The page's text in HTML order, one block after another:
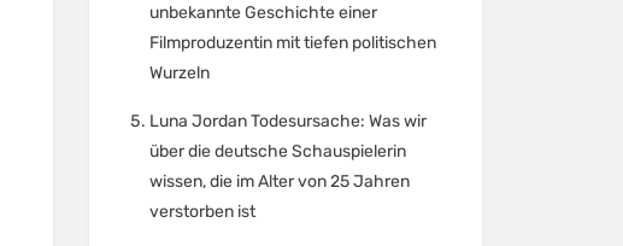
unbekannte Geschichte einer
Filmproduzentin mit tiefen politischen
Wurzeln
Luna Jordan Todesursache: Was wir
über die deutsche Schauspielerin
wissen, die im Alter von 25 Jahren
verstorben ist